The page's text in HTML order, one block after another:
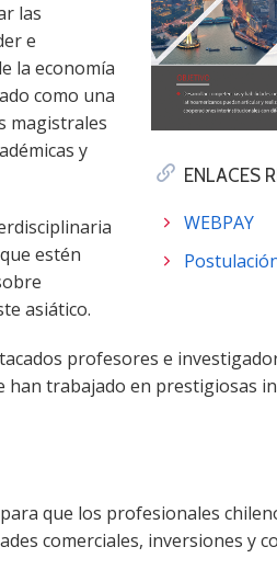
ENLACES
WEBPAY
las
e
la economía
como una
magistrales
y
estén
asiático.
profesores e
han trabajado en prestigiosas
que los profesionales
comerciales, inversiones y